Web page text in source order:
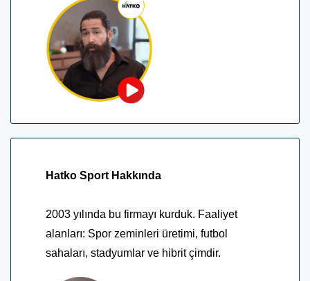
Hatko Sport Hakkında
2003 yılında bu firmayı kurduk. Faaliyet
alanları: Spor zeminleri üretimi, futbol
sahaları, stadyumlar ve hibrit çimdir.